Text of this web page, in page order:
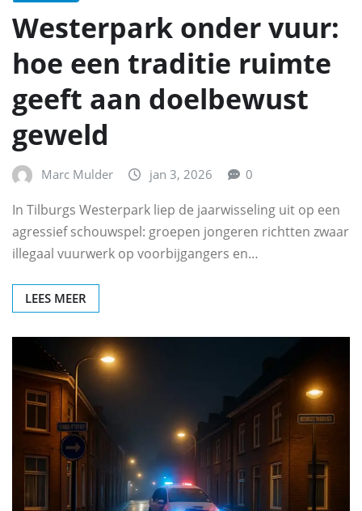
Westerpark onder vuur:
hoe een traditie ruimte
geeft aan doelbewust
geweld
Marc Mulder jan 3, 2026 0
In Tilburgs Westerpark liep de jaarwisseling uit op een
agressief schouwspel: groepen jongeren richtten zwaar
illegaal vuurwerk op voorbijgangers en…
LEES MEER